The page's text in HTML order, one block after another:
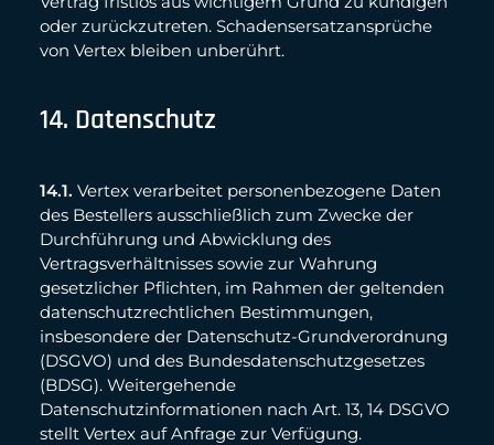
oder zurückzutreten. Schadensersatzansprüche
von Vertex bleiben unberührt.
14. Datenschutz
14.1. Vertex verarbeitet personenbezogene Daten
des Bestellers ausschließlich zum Zwecke der
Durchführung und Abwicklung des
Vertragsverhältnisses sowie zur Wahrung
gesetzlicher Pflichten, im Rahmen der geltenden
datenschutzrechtlichen Bestimmungen,
insbesondere der Datenschutz-Grundverordnung
(DSGVO) und des Bundesdatenschutzgesetzes
(BDSG). Weitergehende
Datenschutzinformationen nach Art. 13, 14 DSGVO
stellt Vertex auf Anfrage zur Verfügung.